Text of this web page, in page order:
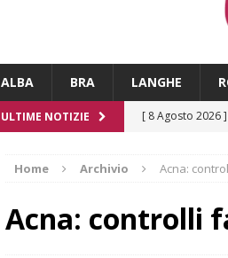
ALBA BRA LANGHE
ULTIME NOTIZIE [ 8 Agosto 2026 ]
[ 8 Agosto 2026 ]
rotatoria
ALBA
Home Archivio Acna:
Acna: controlli